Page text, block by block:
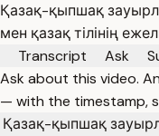
Қазақ-қыпшақ
мен қазақ тілінің
Transcript
Ask
Ask about this video.
— with the timestamp,
Қазақ-қыпшақ